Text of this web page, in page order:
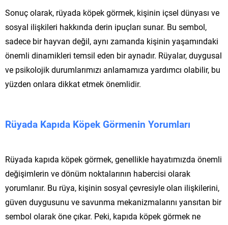
Sonuç olarak, rüyada köpek görmek, kişinin içsel dünyası ve
sosyal ilişkileri hakkında derin ipuçları sunar. Bu sembol,
sadece bir hayvan değil, aynı zamanda kişinin yaşamındaki
önemli dinamikleri temsil eden bir aynadır. Rüyalar, duygusal
ve psikolojik durumlarımızı anlamamıza yardımcı olabilir, bu
yüzden onlara dikkat etmek önemlidir.
Rüyada Kapıda Köpek Görmenin Yorumları
Rüyada kapıda köpek görmek, genellikle hayatımızda önemli
değişimlerin ve dönüm noktalarının habercisi olarak
yorumlanır. Bu rüya, kişinin sosyal çevresiyle olan ilişkilerini,
güven duygusunu ve savunma mekanizmalarını yansıtan bir
sembol olarak öne çıkar. Peki, kapıda köpek görmek ne